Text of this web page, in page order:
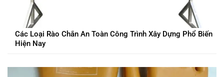
Các Loại Rào Chắn An Toàn Công Trình Xây Dựng Phổ Biến
Hiện Nay